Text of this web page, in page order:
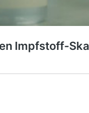
Impfstoff-